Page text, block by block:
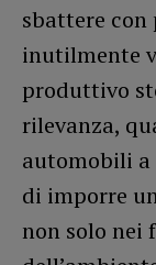
sbattere con
inutilmente
produttivo
rilevanza,
automobili a
di imporre
non solo nei